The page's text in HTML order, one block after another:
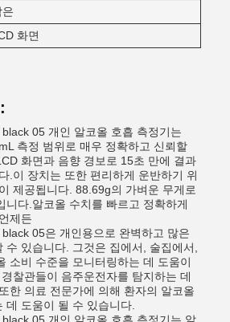
은
화면
05 개인 알코올 호흡 측정기는
측정 범위로 매우 정확하고 신뢰할
화면과 음향 경보로 15초 만에 결과
.이 장치는 또한 편리하게 운반하기 위
제공됩니다. 88.69g의 가벼운 무게로
니다.알코올 수치를 빠르고 정확하게
제든
05은 개인용으로 완벽하고 많은
수 있습니다. 그것은 집에서, 술집에서,
소비 수준을 모니터링하는 데 도움이
찰관들이 음주운전자를 탐지하는 데
한 의료 전문가에 의해 환자의 알코올
데 도움이 될 수 있습니다.